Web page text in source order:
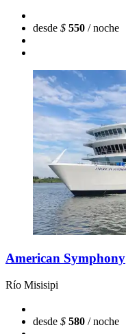
desde $ 550 / noche
American Symphony
Río Misisipi
desde $ 580 / noche